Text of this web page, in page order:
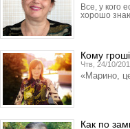
Все, у кого
хорошо
Кому
Чтв, 24/10/
«Марино,
Как по